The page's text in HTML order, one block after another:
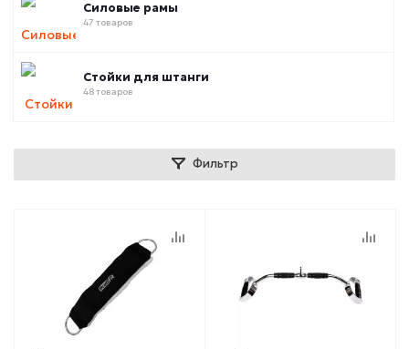
Силовые рамы
47 товаров
Стойки для штанги
48 товаров
Фильтр